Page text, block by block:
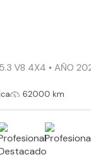
5.3 V8 4X4 •
62000 km